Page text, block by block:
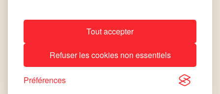
Tout accepter
Refuser les cookies non essentiels
Préférences
All rights reserved © 2026 Commune de Leudelange